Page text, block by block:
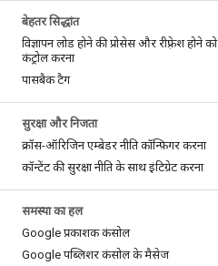
बेहतर सिद्धांत
विज्ञापन लोड होने की प्रोसेस और रीफ़्रेश होने को
कंट्रोल करना
पासबैक टैग
सुरक्षा और निजता
क्रॉस-ऑरिजिन एम्बेडर नीति कॉन्फ़िगर करना
कॉन्टेंट की सुरक्षा नीति के साथ इंटिग्रेट करना
समस्या का हल
Google प्रकाशक कंसोल
Google पब्लिशर कंसोल के मैसेज